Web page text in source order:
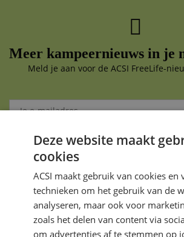
Meer kampeernieuws in je
Meld je aan voor de ACSI FreeLife-
Aanmelden
Je gegevens zijn veilig en worden niet
Deze website maakt
cookies
ACSI maakt gebruik van cookies en
technieken om het gebruik van de
analyseren, maar ook voor
zoals het delen van content via
om advertenties af te stemmen op